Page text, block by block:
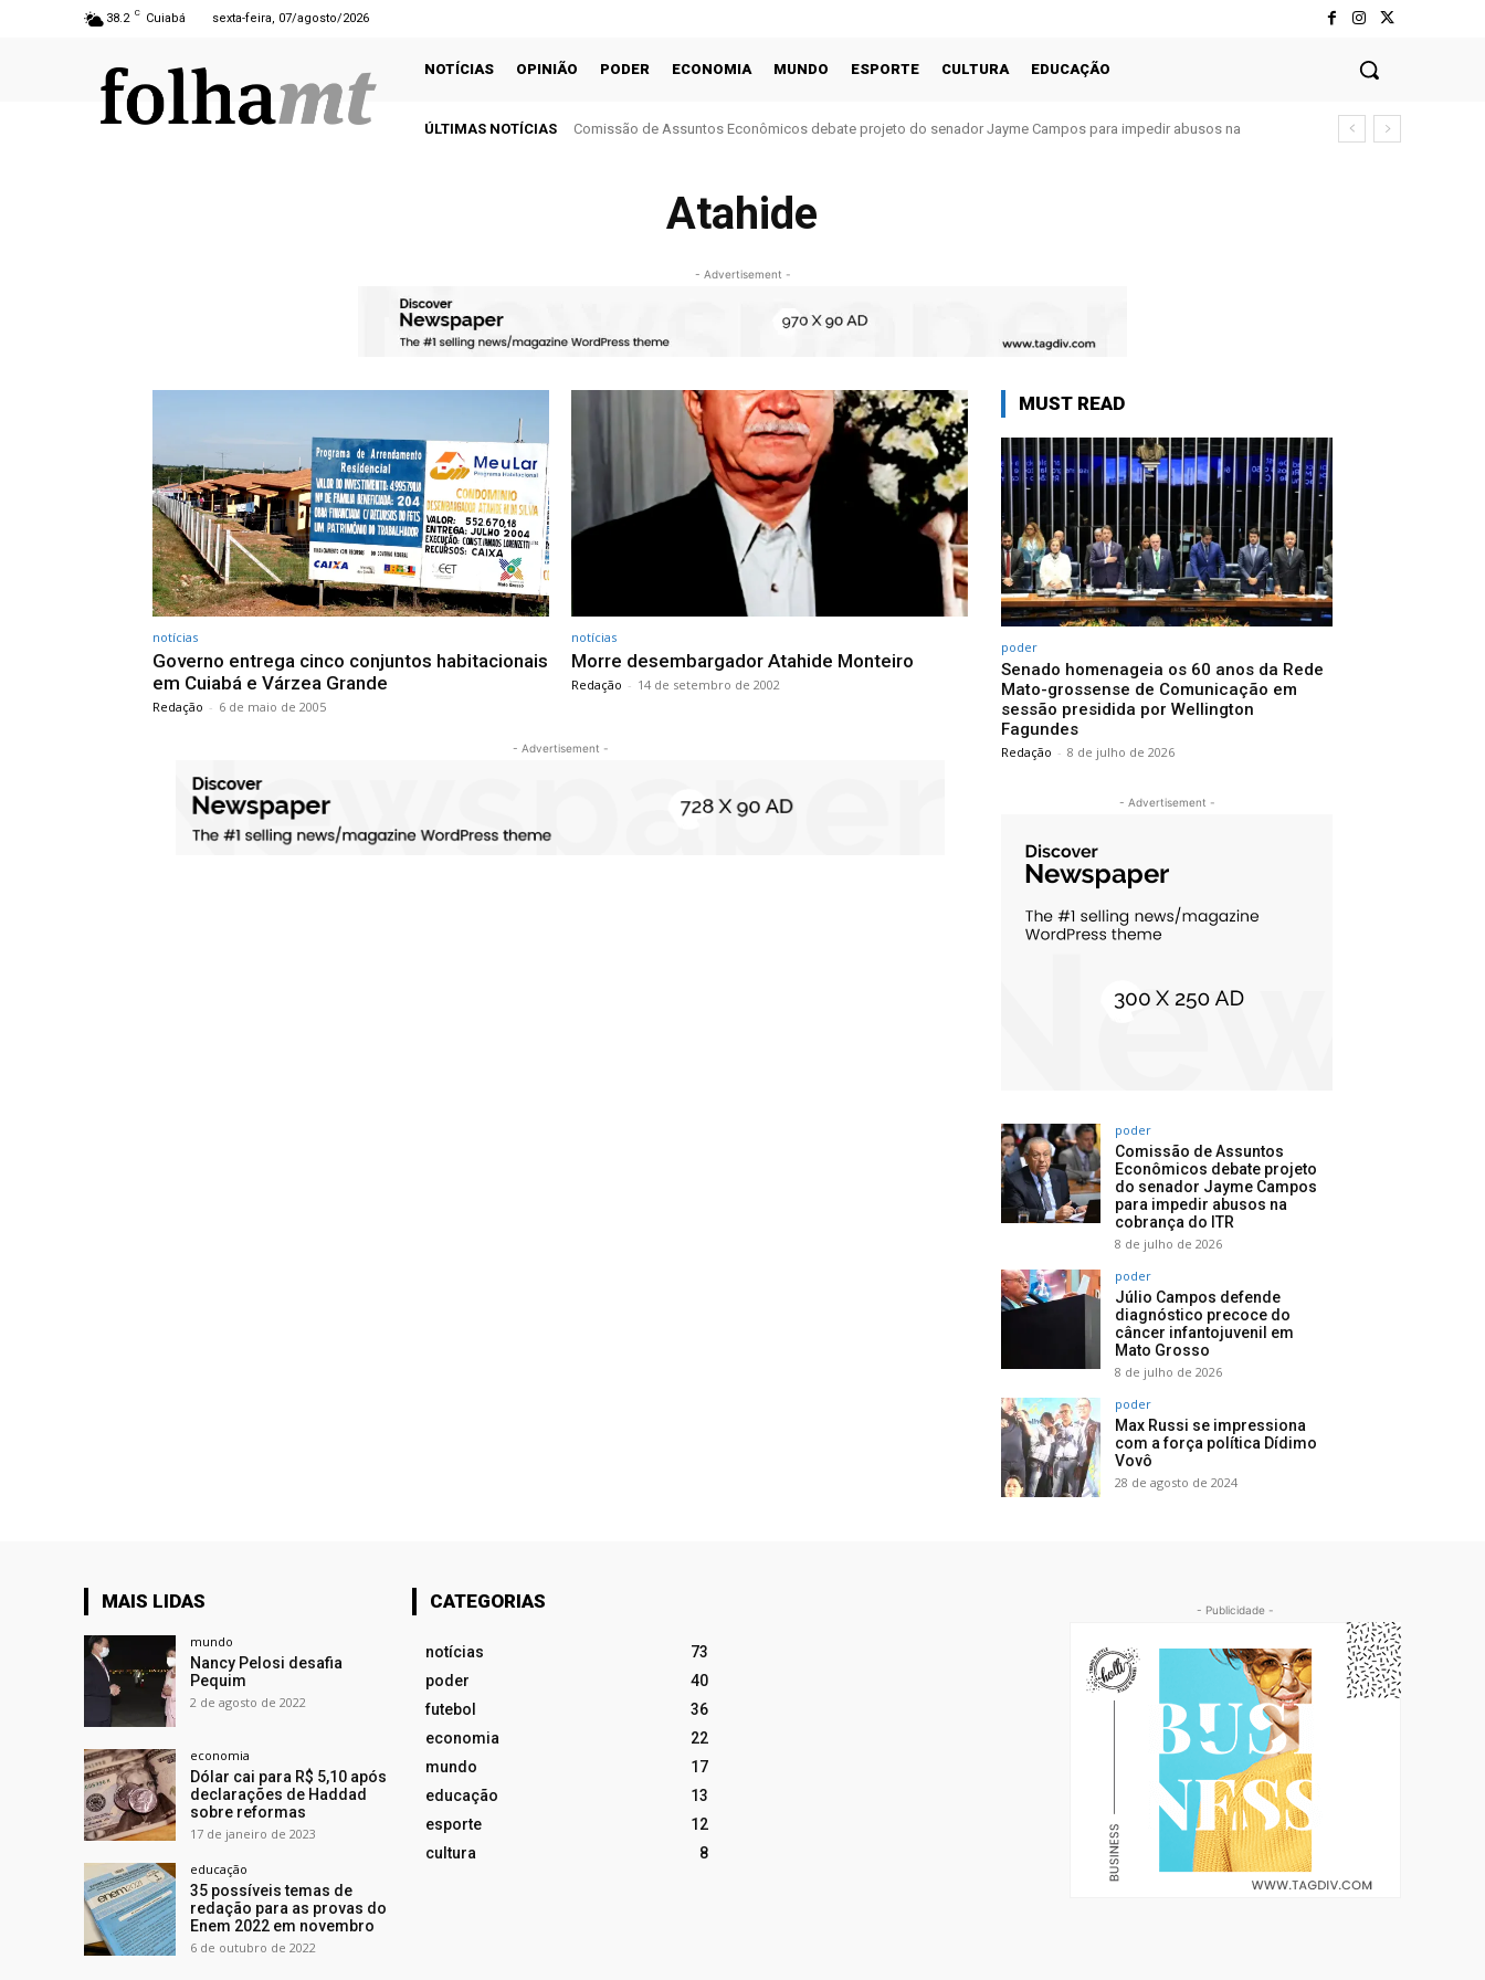
38.2 C Cuiabá sexta-feira, 07/agosto/2026
NOTÍCIAS OPINIÃO PODER ECONOMIA MUNDO ESPORTE CULTURA EDUCAÇÃO
ÚLTIMAS NOTÍCIAS
Comissão de Assuntos Econômicos debate projeto do senador Jayme Campos para impedir abusos na
Atahide
- Advertisement -
notícias
Governo entrega cinco conjuntos habitacionais
em Cuiabá e Várzea Grande
Redação - 6 de maio de 2005
notícias
Morre desembargador Atahide Monteiro
Redação - 14 de setembro de 2002
- Advertisement -
MUST READ
poder
Senado homenageia os 60 anos da Rede
Mato-grossense de Comunicação em
sessão presidida por Wellington
Fagundes
Redação - 8 de julho de 2026
- Advertisement -
poder
Comissão de Assuntos
Econômicos debate projeto
do senador Jayme Campos
para impedir abusos na
cobrança do ITR
8 de julho de 2026
poder
Júlio Campos defende
diagnóstico precoce do
câncer infantojuvenil em
Mato Grosso
8 de julho de 2026
poder
Max Russi se impressiona
com a força política Dídimo
Vovô
28 de agosto de 2024
MAIS LIDAS
mundo
Nancy Pelosi desafia
Pequim
2 de agosto de 2022
economia
Dólar cai para R$ 5,10 após
declarações de Haddad
sobre reformas
17 de janeiro de 2023
educação
35 possíveis temas de
redação para as provas do
Enem 2022 em novembro
6 de outubro de 2022
CATEGORIAS
notícias
73
poder
40
futebol
36
economia
22
mundo
17
educação
13
esporte
12
cultura
8
- Publicidade -